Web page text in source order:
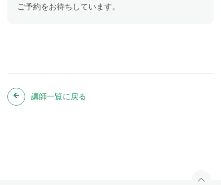
ご予約をお待ちしています。
講師一覧に戻る